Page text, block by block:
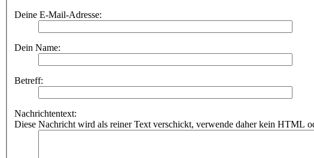
Deine E-Mail-Adresse:
Dein Name:
Betreff:
Nachrichtentext:
Diese Nachricht wird als reiner Text verschickt, verwende daher kein